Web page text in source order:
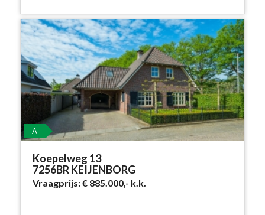
A
Koepelweg 13
7256BR KEIJENBORG
Vraagprijs:€ 885.000,- k.k.